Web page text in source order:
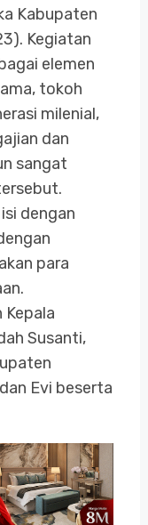
Kabupaten
Kegiatan
elemen
tokoh
milenial,
dan
sangat
dengan
para
Kepala
Susanti,
Evi beserta